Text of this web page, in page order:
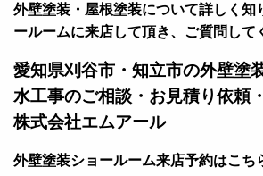
外壁塗装・屋根塗装について詳しく知
ールームに来店して頂き、ご質問して
愛知県刈谷市・知立市の外壁塗
水工事のご相談・お見積り依頼
株式会社エムアール
外壁塗装ショールーム来店予約はこち